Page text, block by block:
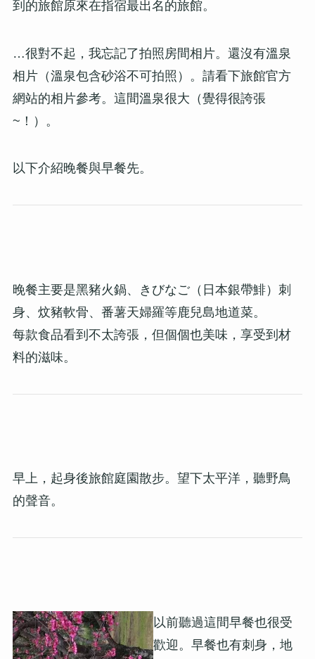
到的旅館原來在指宿最出名的旅館。
…很對不起，我忘記了拍照房間相片。還沒有溫泉
相片（溫泉包含砂浴不可拍照）。請看下旅館官方
網站的相片參考。這間溫泉很大（覺得很誇張
~！）。
以下介紹晚餐與早餐先。
晚餐主要是黑豬火鍋、きびなご（日本銀帶鯡）刺
身、炆豬軟骨、番薯天婦羅等鹿兒島地道菜。
每款食品看到不太誇張，但個個也美味，享受到材
料的滋味。
早上，起身後旅館庭園散步。望下太平洋，聽野鳥
的聲音。
以前聽過這間早餐也很受
歡迎。早餐也有刺身，地